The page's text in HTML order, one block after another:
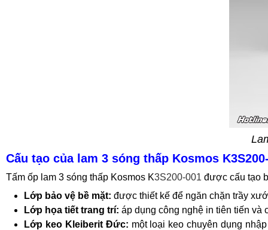
Cấu tạo của lam 3 sóng thấp Kosmos
Tấm ốp lam 3 sóng thấp Kosmos K3S200-001 được cấu tạo
Lớp bảo vệ bề mặt: được thiết kế để ngăn chặn trầy
Lớp họa tiết trang trí: áp dụng công nghệ in tiên tiến và
Lớp keo Kleiberit Đức: một loại keo chuyên dụng